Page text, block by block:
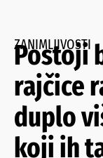
ZANIMLJIVOSTI
Postoji
rajčice
duplo
koji ih